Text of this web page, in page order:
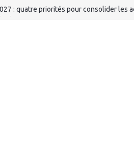
: quatre priorités pour consolider les